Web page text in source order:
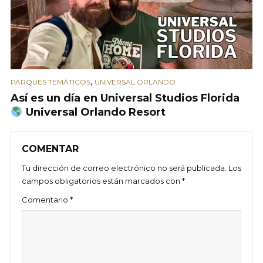
PARQUES TEMÁTICOS, UNIVERSAL ORLANDO
Así es un día en Universal Studios Florida
Universal Orlando Resort
COMENTAR
Tu dirección de correo electrónico no será publicada. Los
campos obligatorios están marcados con *
Comentario *